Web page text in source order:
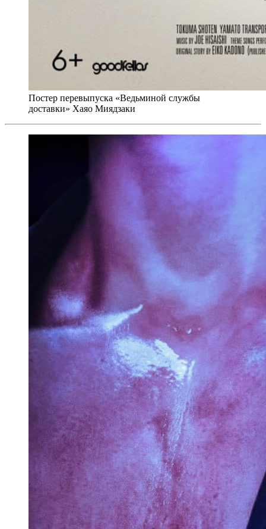
Постер перевыпуска «Ведьминой службы
доставки» Хаяо Миядзаки